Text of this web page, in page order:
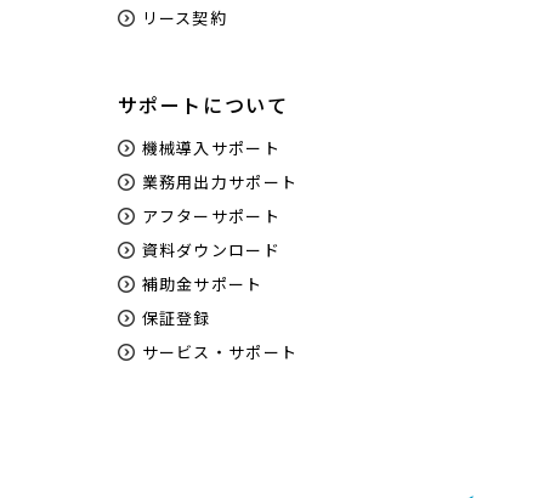
リース契約
サポートについて
機械導入サポート
業務用出力サポート
アフターサポート
資料ダウンロード
補助金サポート
保証登録
サービス・サポート